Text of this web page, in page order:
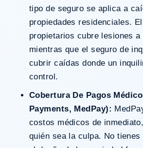
tipo de seguro se aplica a
propiedades residenciales.
propietarios cubre lesiones
mientras que el seguro de
cubrir caídas donde un
control.
Cobertura De Pagos Médicos (Medical
Payments, MedPay):
costos médicos de
quién sea la culpa. No tienes